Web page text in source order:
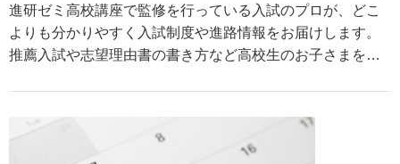
進研ゼミ高校講座で監修を行っている入試のプロが、どこ
よりも分かりやすく入試制度や進路情報をお届けします。
推薦入試や志望理由書の書き方など高校生のお子さまを持